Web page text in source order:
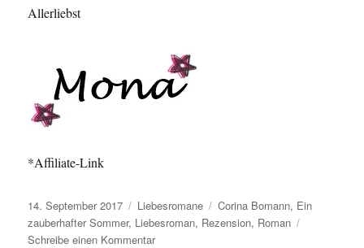
Allerliebst
*Affiliate-Link
Veröffentlicht
am
14. September 2017 Kategorien
Liebesromane Schlagwörter
Corina Bomann, Ein
zauberhafter Sommer, Liebesroman, Rezension, Roman
Schreibe einen Kommentarzu